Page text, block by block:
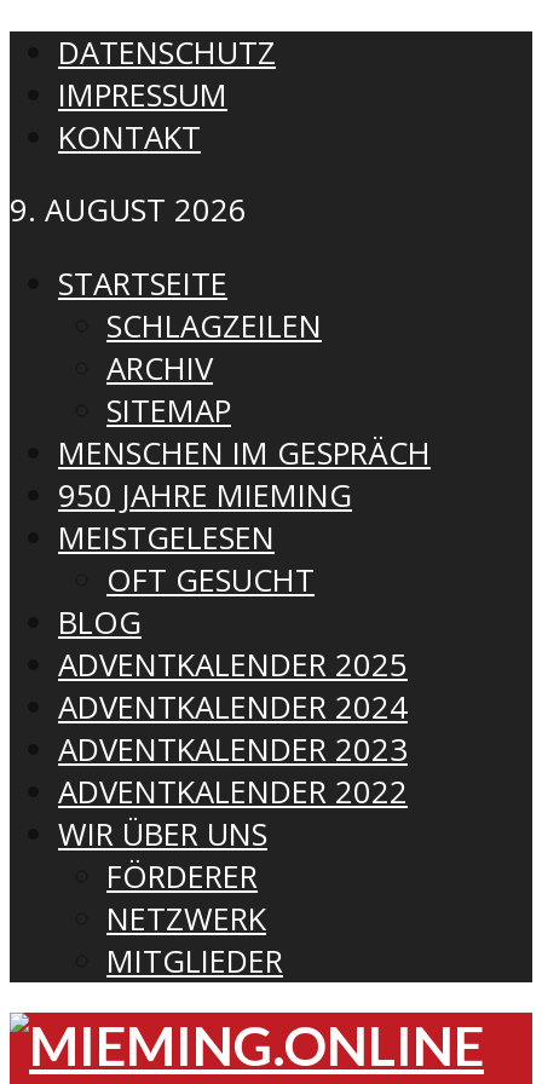
DATENSCHUTZ
IMPRESSUM
KONTAKT
9. AUGUST 2026
STARTSEITE
SCHLAGZEILEN
ARCHIV
SITEMAP
MENSCHEN IM GESPRÄCH
950 JAHRE MIEMING
MEISTGELESEN
OFT GESUCHT
BLOG
ADVENTKALENDER 2025
ADVENTKALENDER 2024
ADVENTKALENDER 2023
ADVENTKALENDER 2022
WIR ÜBER UNS
FÖRDERER
NETZWERK
MITGLIEDER